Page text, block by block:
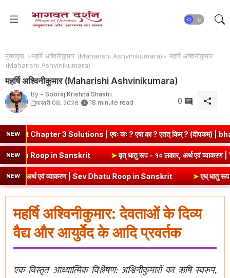
मुख्यपृष्ठ महर्षि अश्विनीकुमार (Maharishi Ashvinikumara)
महर्षि अश्विनीकुमार
(Maharishi Ashvinikumara)
महर्षि अश्विनीकुमार (Maharishi Ashvinikumara)
By - Sooraj Krishna Shastri
फ़रवरी 08, 2026
18 minute read 0
NEW3 Solutions | एषः कः ? एषा का ? एतत् किम् ? (दीपकम) |
NEW
व्याकरण | Kri Dhatu Roop in Sanskrit ➤वृत् धातु रूप - १० लकार,
NEW
एवं व्याकरण | Sev Dhatu Roop in Sanskrit ➤एध् धातु रूप - १०
महर्षि अश्विनीकुमार: देवताओं के दिव्य
वैद्य और आयुर्वेद के आदि प्रवर्तक
एक विस्तृत आध्यात्मिक विश्लेषण: अश्विनीकुमारों का ऋषि स्वरूप,